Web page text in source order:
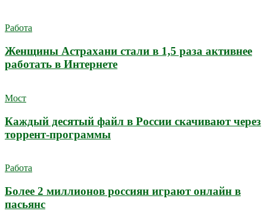
Работа
Женщины Астрахани стали в 1,5 раза активнее
работать в Интернете
Мост
Каждый десятый файл в России скачивают через
торрент-программы
Работа
Более 2 миллионов россиян играют онлайн в
пасьянс